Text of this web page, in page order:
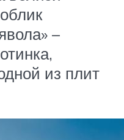
–
из плит